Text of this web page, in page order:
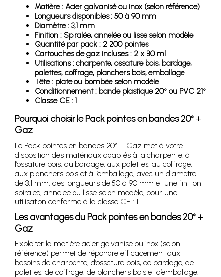
Matière : Acier galvanisé ou inox (selon référence)
Longueurs disponibles : 50 à 90 mm
Diamètre : 3,1 mm
Finition : Spiralée, annelée ou lisse selon modèle
Quantité par pack : 2 200 pointes
Cartouches de gaz incluses : 2 x 80 ml
Utilisations : charpente, ossature bois, bardage,
palettes, coffrage, planchers bois, emballage
Tête : plate ou bombée selon modèle
Conditionnement : bande plastique 20° ou PVC 21°
Classe CE : 1
Pourquoi choisir le Pack pointes en bandes 20° +
Gaz
Le Pack pointes en bandes 20° + Gaz met à votre
disposition des matériaux adaptés à la charpente, à
l’ossature bois, au bardage, aux palettes, au coffrage,
aux planchers bois et à l’emballage, avec un diamètre
de 3,1 mm, des longueurs de 50 à 90 mm et une finition
spiralée, annelée ou lisse selon modèle, pour une
utilisation conforme à la classe CE : 1.
Les avantages du Pack pointes en bandes 20° +
Gaz
Exploiter la matière acier galvanisé ou inox (selon
référence) permet de répondre efficacement aux
besoins de charpente, d’ossature bois, de bardage, de
palettes, de coffrage, de planchers bois et d’emballage.